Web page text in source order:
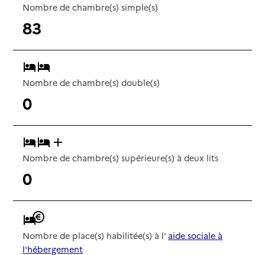
Nombre de chambre(s) simple(s)
83
Nombre de chambre(s) double(s)
0
Nombre de chambre(s) supérieure(s) à deux lits
0
Nombre de place(s) habilitée(s) à l' aide sociale à
l'hébergement